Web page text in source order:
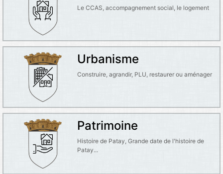
Le CCAS, accompagnement social, le logement
Urbanisme
Construire, agrandir, PLU, restaurer ou aménager
Patrimoine
Histoire de Patay, Grande date de l'histoire de
Patay...